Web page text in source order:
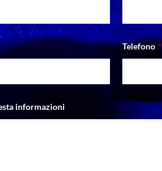
Telefono *
informazioni